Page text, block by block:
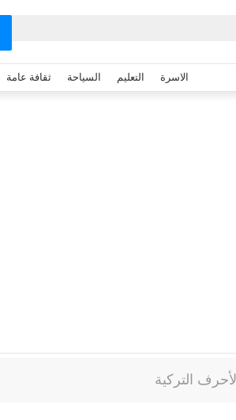
الاسرة التعليم السياحة ثقافة عامة
التركية